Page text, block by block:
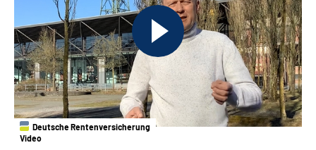
Deutsche Rentenversicherung
Video